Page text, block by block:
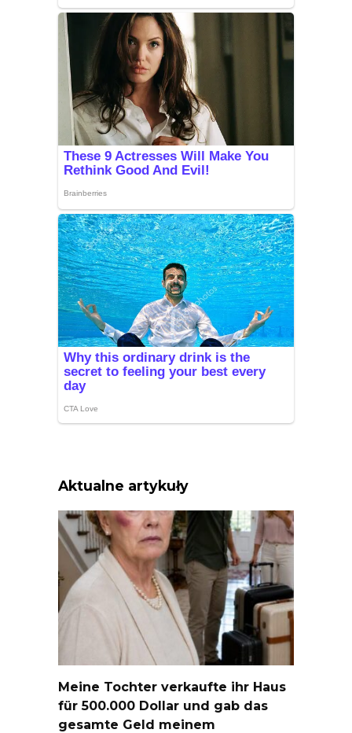
Aktualne artykuły
Meine Tochter verkaufte ihr Haus
für 500.000 Dollar und gab das
gesamte Geld meinem